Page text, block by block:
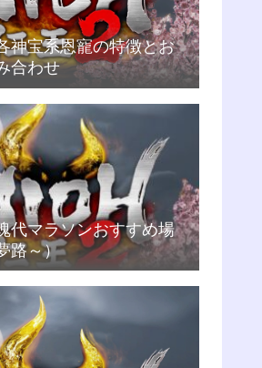
神宝系恩寵の特徴とお
合わせ
代マラソンおすすめ場
路～）